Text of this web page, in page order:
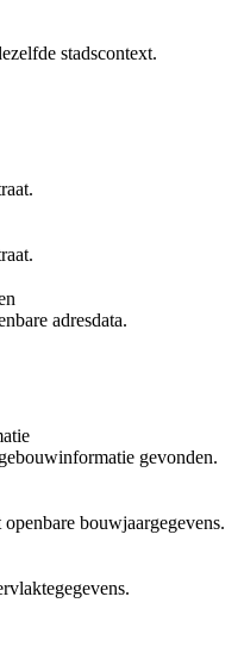
stadscontext.
adresdata.
gevonden.
bouwjaargegevens.